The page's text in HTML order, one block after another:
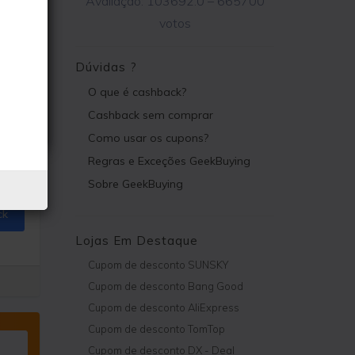
votos
Dúvidas ?
O que é cashback?
Cashback sem comprar
Como usar os cupons?
Regras e Exceções GeekBuying
Sobre GeekBuying
Lojas Em Destaque
Cupom de desconto SUNSKY
Cupom de desconto Bang Good
Cupom de desconto AliExpress
Cupom de desconto TomTop
Cupom de desconto DX - Deal